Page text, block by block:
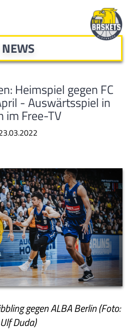
NEWS
Heimspiel gegen FC
- Auswärtsspiel in
im Free-TV
gegen ALBA Berlin (Foto:
Ulf Duda)